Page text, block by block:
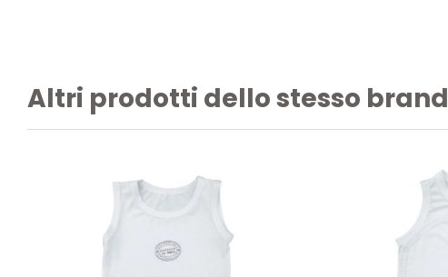
Altri prodotti dello stesso brand